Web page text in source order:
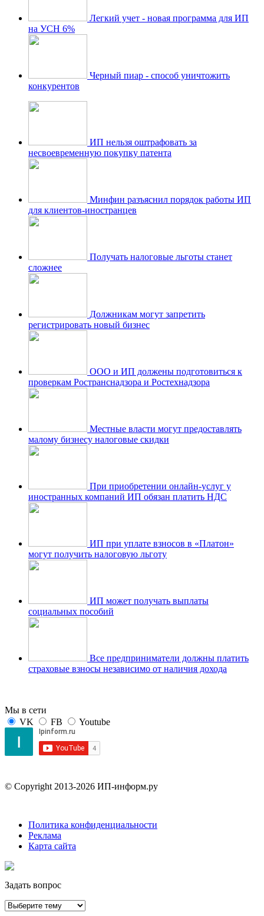
Легкий учет - новая программа для ИП
на УСН 6%
Черный пиар - способ уничтожить
конкурентов
ИП нельзя оштрафовать за
несвоевременную покупку патента
Минфин разъяснил порядок работы ИП
для клиентов-иностранцев
Получать налоговые льготы станет
сложнее
Должникам могут запретить
регистрировать новый бизнес
ООО и ИП должены подготовиться к
проверкам Ространснадзора и Ростехнадзора
Местные власти могут предоставлять
малому бизнесу налоговые скидки
При приобретении онлайн-услуг у
иностранных компаний ИП обязан платить НДС
ИП при уплате взносов в «Платон»
могут получить налоговую льготу
ИП может получать выплаты
социальных пособий
Все предприниматели должны платить
страховые взносы независимо от наличия дохода
Мы в сети
VK
FB Youtube
© Copyright 2013-2026 ИП-информ.ру
Политика конфиденциальности
Реклама
Карта сайта
Задать вопрос